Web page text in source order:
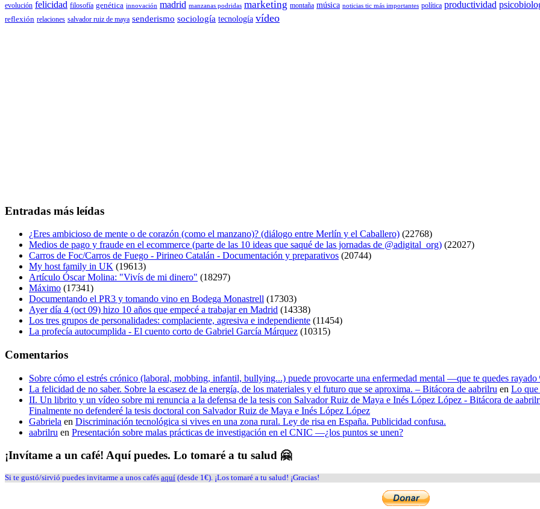
evolución felicidad filosofía genética innovación madrid manzanas podridas marketing montaña música noticias tic más importantes política productividad
reflexión relaciones salvador ruiz de maya senderismo sociología tecnología vídeo
Entradas más leídas
¿Eres ambicioso de mente o de corazón (como el manzano)? (diálogo entre Merlín y el Caballero) (22768)
Medios de pago y fraude en el ecommerce (parte de las 10 ideas que saqué de las jornadas de @adigital_org) (22027)
Carros de Foc/Carros de Fuego - Pirineo Catalán - Documentación y preparativos (20744)
My host family in UK (19613)
Artículo Óscar Molina: "Vivís de mi dinero" (18297)
Máximo (17341)
Documentando el PR3 y tomando vino en Bodega Monastrell (17303)
Ayer día 4 (oct 09) hizo 10 años que empecé a trabajar en Madrid (14338)
Los tres grupos de personalidades: complaciente, agresiva e independiente (11454)
La profecía autocumplida - El cuento corto de Gabriel García Márquez (10315)
Comentarios
Sobre cómo el estrés crónico (laboral, mobbing, infantil, bullying...) puede provocarte una enfermedad mental —que te quedes
La felicidad de no saber. Sobre la escasez de la energía, de los materiales y el futuro que se aproxima. – Bitácora de aabrilru en Lo que
II. Un librito y un vídeo sobre mi renuncia a la defensa de la tesis con Salvador Ruiz de Maya e Inés López López - Bitácora de
Finalmente no defenderé la tesis doctoral con Salvador Ruiz de Maya e Inés López López
Gabriela en Discriminación tecnológica si vives en una zona rural. Ley de risa en España. Publicidad confusa.
aabrilru en Presentación sobre malas prácticas de investigación en el CNIC —¿los puntos se unen?
¡Invítame a un café! Aquí puedes. Lo tomaré a tu salud 🤗
Si te gustó/sirvió puedes invitarme a unos cafés aquí (desde 1€). ¡Los tomaré a tu salud! ¡Gracias!